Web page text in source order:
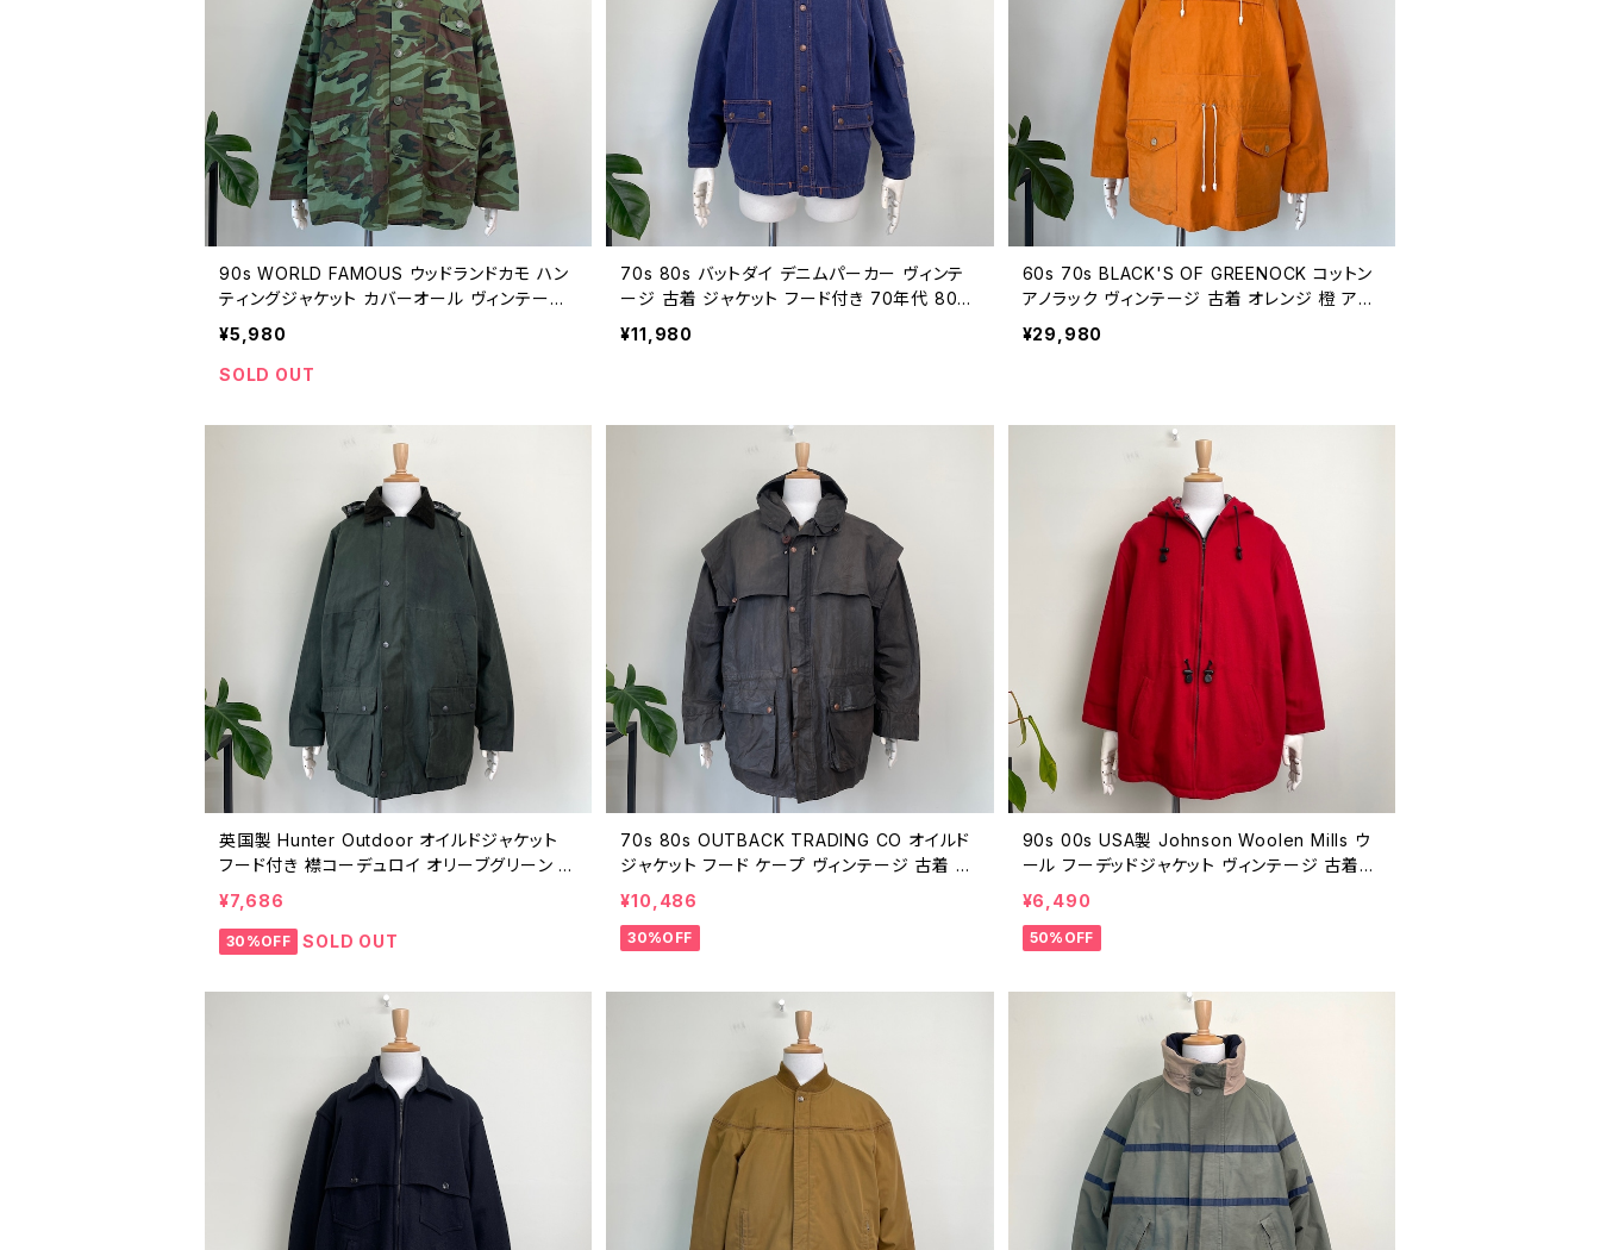
90s WORLD FAMOUS ウッドランドカモ ハン
ティングジャケット カバーオール ヴィンテージ
古着 迷彩 カモフラ コットン 90年代 ビンテー
ジ 26040419
¥5,980
SOLD OUT
70s 80s バットダイ デニムパーカー ヴィンテ
ージ 古着 ジャケット フード付き 70年代 80年
代 ライトアウター ビンテージ XL 26032704
¥11,980
60s 70s BLACK'S OF GREENOCK コットン
アノラック ヴィンテージ 古着 オレンジ 橙 アノ
ラックパーカー 英国 イギリス カデットスモック
60年代 70年代 ビンテージ M 26032701
¥29,980
英国製 Hunter Outdoor オイルドジャケット
フード付き 襟コーデュロイ オリーブグリーン 緑
ワックスドコットン 古着 イギリス製 M 260302
03
¥7,686
30%OFF SOLD OUT
70s 80s OUTBACK TRADING CO オイルド
ジャケット フード ケープ ヴィンテージ 古着 オ
ーストラリア オイルドコットン コート 70年代 8
0年代 ビンテージ XL 26030201
¥10,486
30%OFF
90s 00s USA製 Johnson Woolen Mills ウ
ール フーデッドジャケット ヴィンテージ 古着
パーカー ジップアップ赤 レッド 90年代 ビンテ
ージ 26010602
¥6,490
50%OFF